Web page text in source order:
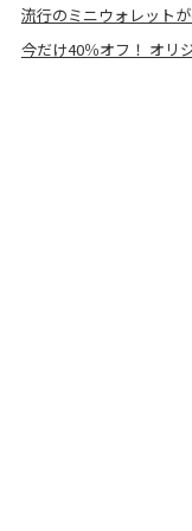
流行のミニウォレット
今だけ40％オフ！ オリ